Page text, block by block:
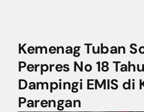
Kemenag Tuban
Perpres No 18
Dampingi EMIS di
Parengan